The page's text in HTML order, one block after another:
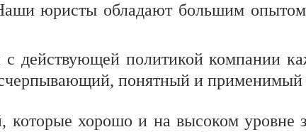
юристы обладают большим
с действующей политикой компании
понятный и применимый
хорошо и на высоком уровне